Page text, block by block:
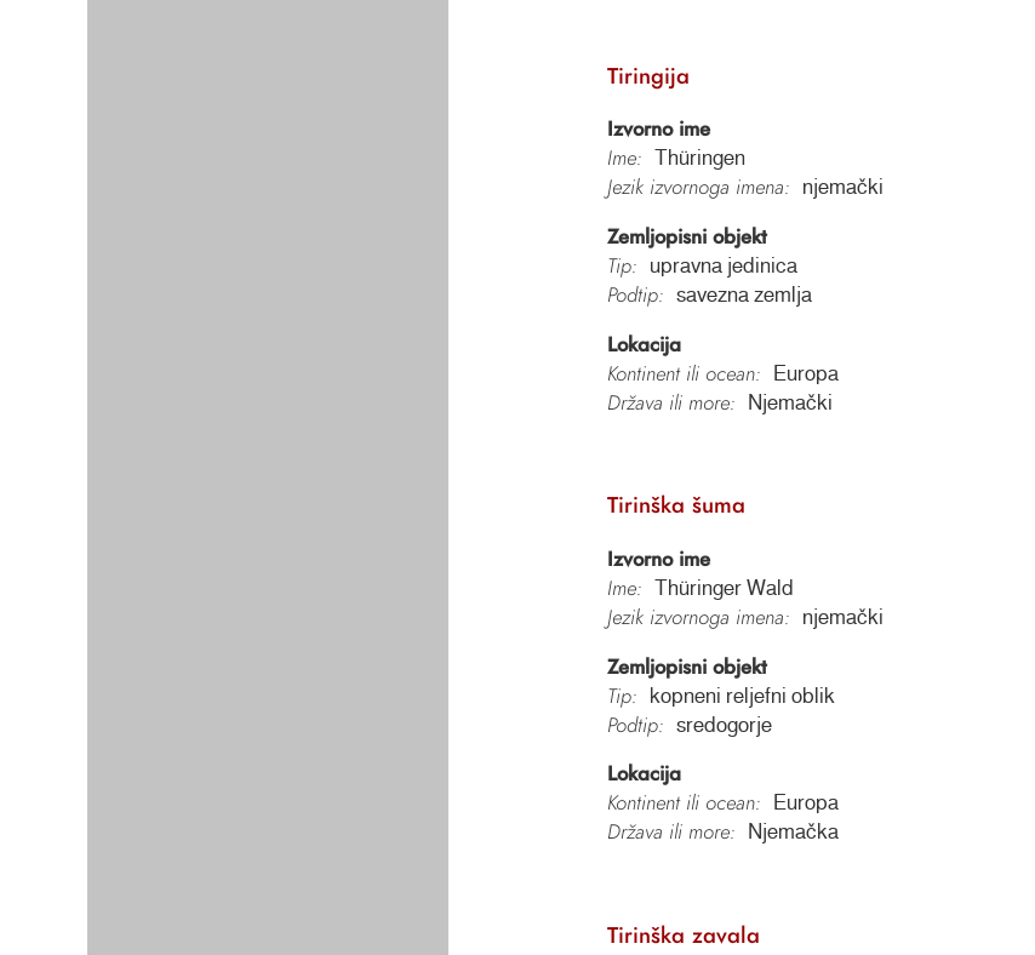
Tiringija
Izvorno ime
Ime:
Thüringen
Jezik izvornoga imena: njemački
Zemljopisni objekt
Tip:
upravna jedinica
Podtip: savezna zemlja
Lokacija
Kontinent ili ocean:
Europa
Država ili more: Njemački
Tirinška šuma
Izvorno ime
Ime:
Thüringer Wald
Jezik izvornoga imena: njemački
Zemljopisni objekt
Tip:
kopneni reljefni oblik
Podtip: sredogorje
Lokacija
Kontinent ili ocean:
Europa
Država ili more: Njemačka
Tirinška zavala